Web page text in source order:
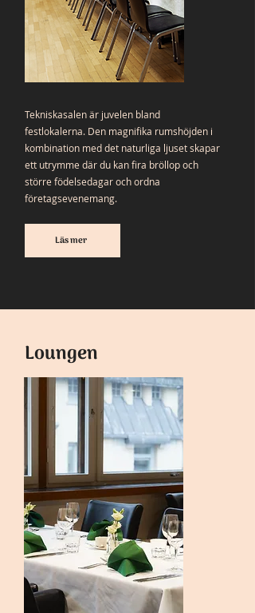
Tekniskasalen är juvelen bland
festlokalerna. Den magnifika rumshöjden i
kombination med det naturliga ljuset skapar
ett utrymme där du kan fira bröllop och
större födelsedagar och ordna
företagsevenemang.
Läs mer
Loungen